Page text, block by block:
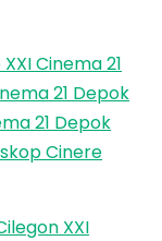
Cinema 21
21 Depok
21 Depok
Cinere
XXI